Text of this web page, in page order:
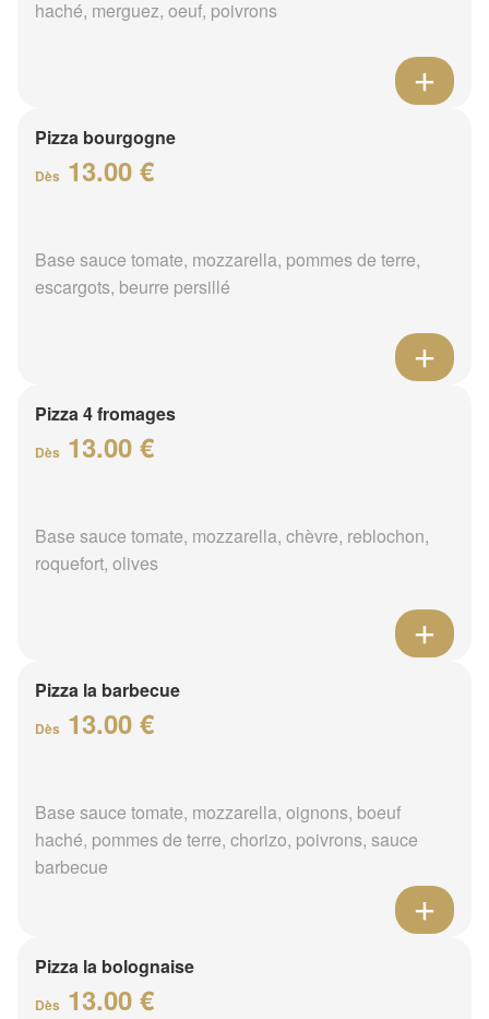
haché, merguez, oeuf, poivrons
Pizza bourgogne
Dès 13.00 €
Base sauce tomate, mozzarella, pommes de terre,
escargots, beurre persillé
Pizza 4 fromages
Dès 13.00 €
Base sauce tomate, mozzarella, chèvre, reblochon,
roquefort, olives
Pizza la barbecue
Dès 13.00 €
Base sauce tomate, mozzarella, oignons, boeuf
haché, pommes de terre, chorizo, poivrons, sauce
barbecue
Pizza la bolognaise
Dès 13.00 €